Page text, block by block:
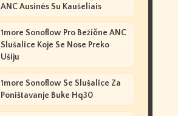
ANC Ausinės Su Kaušeliais
1more Sonoflow Pro Bežične ANC
Slušalice Koje Se Nose Preko
Ušiju
1more Sonoflow Se Slušalice Za
Poništavanje Buke Hq30